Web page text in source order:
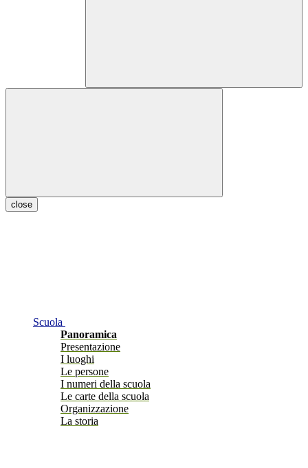
close
Scuola
Panoramica
Presentazione
I luoghi
Le persone
I numeri della scuola
Le carte della scuola
Organizzazione
La storia